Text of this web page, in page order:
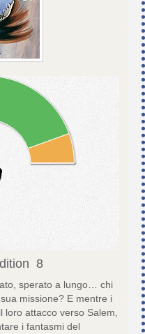
8
sperato a lungo… chi
missione? E mentre i
attacco verso Salem,
i fantasmi del